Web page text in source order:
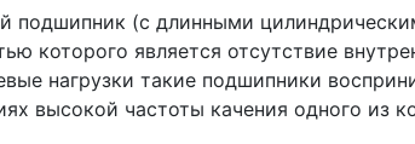
подшипник (с длинными
которого является отсутствие
нагрузки такие подшипники
высокой частоты качения одного из